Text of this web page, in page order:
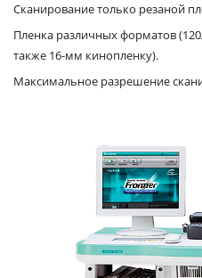
Сканирование только резаной
Пленка различных форматов
также 16-мм кинопленку).
Максимальное разрешение